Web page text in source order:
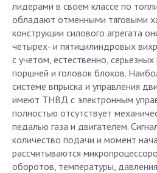
лидерами в своем классе по
обладают отменными тяговыми
конструкции силового агрегата
четырех- и пятицилиндровых
с учетом, естественно,
поршней и головок блоков.
системе впрыска и управления
имеют ТНВД с электронным
полностью отсутствует
педалью газа и двигателем.
количество подачи и момент
рассчитываются
оборотов, температуры,